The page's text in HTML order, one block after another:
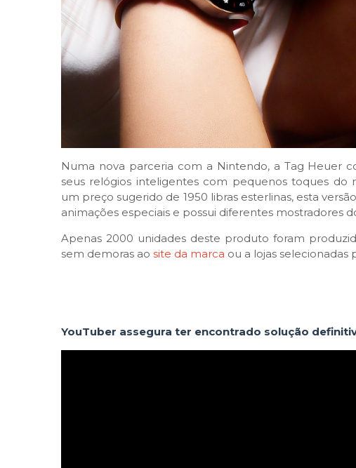
Numa nova parceria com a Nintendo, a Tag Heuer
seus relógios inteligentes com pequenos toques do
um preço sugerido de 1950 libras esterlinas, esta
animações especiais e possui diferentes mostradores
Apenas 2000 unidades deste produto foram
sem demoras ao site da marca ou a lojas selecionadas
YouTuber assegura ter encontrado solução